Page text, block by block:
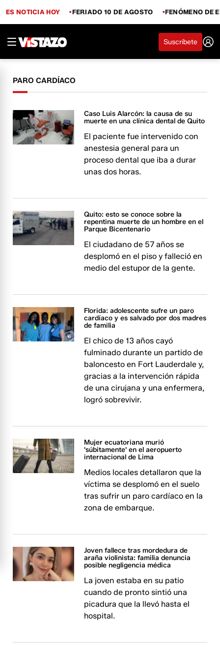
ES NOTICIA HOY FERIADO 10 DE AGOSTO FENÓMENO DE
Suscríbete
PARO CARDÍACO
Caso Luis Alarcón: la causa de su
muerte en una clínica dental de Quito
El paciente fue intervenido con
anestesia general para un
proceso dental que iba a durar
unas dos horas.
Quito: esto se conoce sobre la
repentina muerte de un hombre en el
Parque Bicentenario
El ciudadano de 57 años se
desplomó en el piso y falleció en
medio del estupor de la gente.
Florida: adolescente sufre un paro
cardíaco y es salvado por dos madres
de familia
El chico de 13 años cayó
fulminado durante un partido de
baloncesto en Fort Lauderdale y,
gracias a la intervención rápida
de una cirujana y una enfermera,
logró sobrevivir.
Mujer ecuatoriana murió
'súbitamente' en el aeropuerto
internacional de Lima
Medios locales detallaron que la
víctima se desplomó en el suelo
tras sufrir un paro cardíaco en la
zona de embarque.
Joven fallece tras mordedura de
araña violinista: familia denuncia
posible negligencia médica
La joven estaba en su patio
cuando de pronto sintió una
picadura que la llevó hasta el
hospital.